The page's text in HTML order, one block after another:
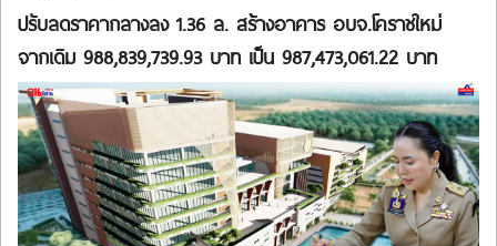
หมวดข่าว
เกี่ยวกับเรา
ติดต่อเรา
ปรับลดราคากลางลง 1.36 ล. สร้างอาคาร อบจ.โคราชใหม่
จากเดิม 988,839,739.93 บาท เป็น 987,473,061.22 บาท